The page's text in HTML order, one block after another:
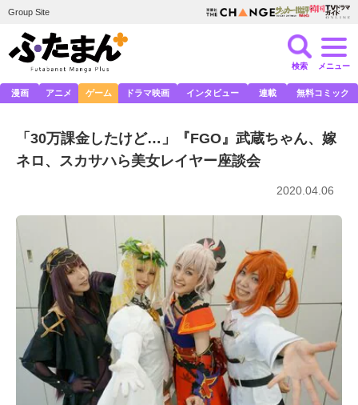
Group Site
検索 メニュー
漫画 アニメ ゲーム ドラマ映画 インタビュー 連載 無料コミック
「30万課金したけど…」『FGO』武蔵ちゃん、嫁
ネロ、スカサハら美女レイヤー座談会
2020.04.06